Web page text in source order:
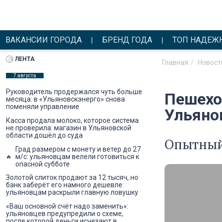
ВАКАНСИИ ГОРОДА БРЕНД ГОДА ТОП
Главная
ЛЕНТА
7 августа
Руководитель продержался чуть больше
месяца: в «Ульяновскэнерго» снова
поменяли управление
Касса продала молоко, которое система
не проверила: магазин в Ульяновской
области дошёл до суда
Град размером с монету и ветер до 27
м/с: ульяновцам велели готовиться к
опасной субботе
Золотой слиток продают за 12 тысяч, но
банк заберёт его намного дешевле:
ульяновцам раскрыли главную ловушку
«Ваш основной счёт надо заменить»:
ульяновцев предупредили о схеме,